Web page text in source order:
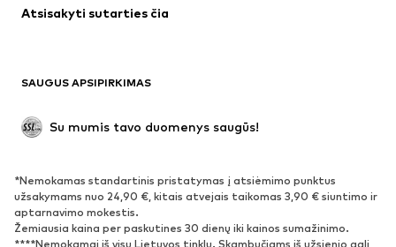
Paltai
Proginiai
Išskirtiniai
BATAI
Naujienos
Atsisakyti sutarties čia
SAUGUS APSIPIRKIMAS
Su mumis tavo duomenys saugūs!
*Nemokamas standartinis pristatymas į atsiėmimo punktus
užsakymams nuo 24,90 €, kitais atvejais taikomas 3,90 € siuntimo ir
aptarnavimo mokestis.
Žemiausia kaina per paskutines 30 dienų iki kainos sumažinimo.
****Nemokamai iš visų Lietuvos tinklų. Skambučiams iš užsienio gali